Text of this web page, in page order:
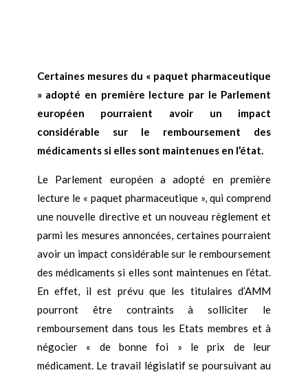
Certaines mesures du « paquet pharmaceutique
» adopté en première lecture par le Parlement
européen pourraient avoir un impact
considérable sur le remboursement des
médicaments si elles sont maintenues en l’état.
Le Parlement européen a adopté en première
lecture le « paquet pharmaceutique », qui comprend
une nouvelle directive et un nouveau règlement et
parmi les mesures annoncées, certaines pourraient
avoir un impact considérable sur le remboursement
des médicaments si elles sont maintenues en l’état.
En effet, il est prévu que les titulaires d’AMM
pourront être contraints à solliciter le
remboursement dans tous les Etats membres et à
négocier « de bonne foi » le prix de leur
médicament. Le travail législatif se poursuivant au